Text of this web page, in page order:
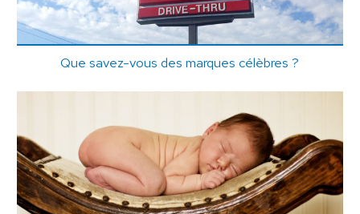
Que savez-vous des marques célèbres ?